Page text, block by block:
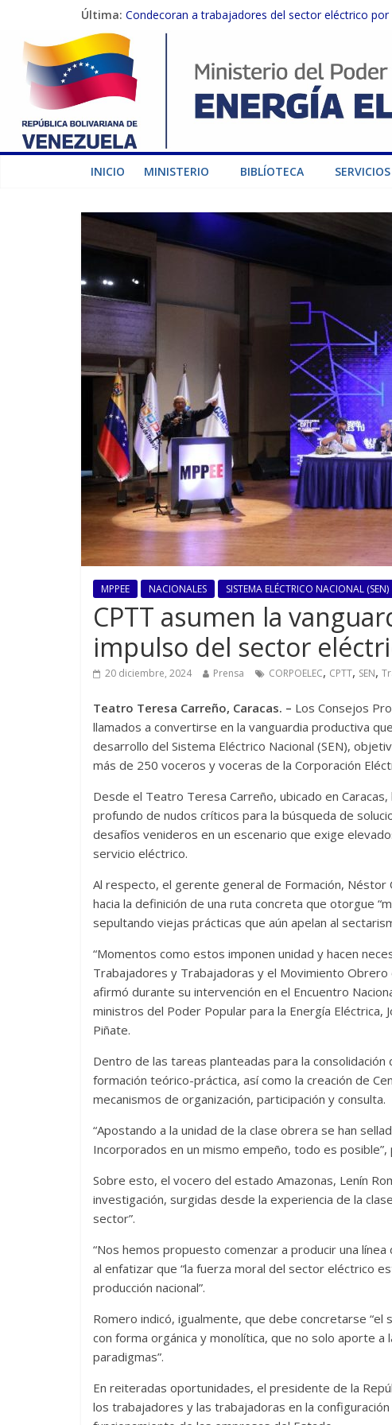
Última: Condecoran a trabajadores del sector eléctrico
Gobierno Nacional coordina acciones con el
Inspeccionan trabajos de rehabilitación en
Gobierno Nacional activa plan preventivo para
Termocarabobo recupera el 50% de su capacidad
INICIO MINISTERIO BIBLÍOTECA SERVICIOS
MPPEE NACIONALES SISTEMA ELÉCTRICO NACIONAL (SEN)
CPTT asumen la
impulso del sector
20 diciembre, 2024 Prensa CORPOELEC, CPTT, SEN,
Teatro Teresa Carreño, Caracas. – Los Consejos
llamados a convertirse en la vanguardia productiva
desarrollo del Sistema Eléctrico Nacional (SEN),
más de 250 voceros y voceras de la Corporación
Desde el Teatro Teresa Carreño, ubicado en
profundo de nudos críticos para la búsqueda de
desafíos venideros en un escenario que exige
servicio eléctrico.
Al respecto, el gerente general de Formación,
hacia la definición de una ruta concreta que otorgue
sepultando viejas prácticas que aún apelan al
“Momentos como estos imponen unidad y hacen
Trabajadores y Trabajadoras y el Movimiento
afirmó durante su intervención en el Encuentro
ministros del Poder Popular para la Energía Eléctrica,
Piñate.
Dentro de las tareas planteadas para la
formación teórico-práctica, así como la creación de
mecanismos de organización, participación y consulta.
“Apostando a la unidad de la clase obrera se han
Incorporados en un mismo empeño, todo es posible”,
Sobre esto, el vocero del estado Amazonas, Lenín
investigación, surgidas desde la experiencia de la
sector”.
“Nos hemos propuesto comenzar a producir una
al enfatizar que “la fuerza moral del sector eléctrico
producción nacional”.
Romero indicó, igualmente, que debe concretarse
con forma orgánica y monolítica, que no solo aporte
paradigmas”.
En reiteradas oportunidades, el presidente de la
los trabajadores y las trabajadoras en la